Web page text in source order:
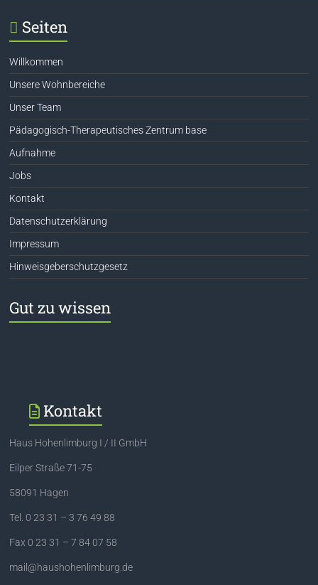
Seiten
Willkommen
Unsere Wohnbereiche
Unser Team
Pädagogisch-Therapeutisches Zentrum base
Aufnahme
Jobs
Kontakt
Datenschutzerklärung
Impressum
Hinweisgeberschutzgesetz
Gut zu wissen
Kontakt
Haus Hohenlimburg I / II GmbH
Eilper Straße 71-75
58091 Hagen
Tel. 0 23 31 – 3 76 49 88
Fax 0 23 31 – 7 84 07 58
mail@haushohenlimburg.de